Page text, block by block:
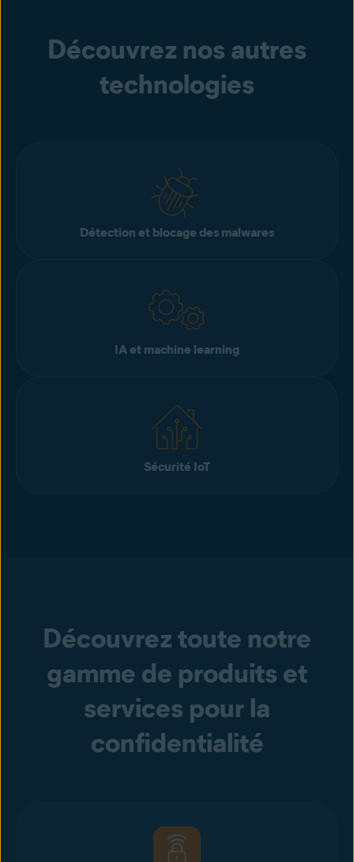
Découvrez nos autres
technologies
Détection et blocage des malwares
IA et machine learning
Sécurité IoT
Découvrez toute notre
gamme de produits et
services pour la
confidentialité